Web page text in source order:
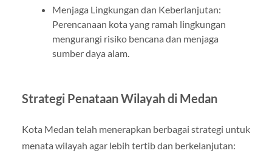
Menjaga Lingkungan dan Keberlanjutan:
Perencanaan kota yang ramah lingkungan
mengurangi risiko bencana dan menjaga
sumber daya alam.
Strategi Penataan Wilayah di Medan
Kota Medan telah menerapkan berbagai strategi untuk
menata wilayah agar lebih tertib dan berkelanjutan: